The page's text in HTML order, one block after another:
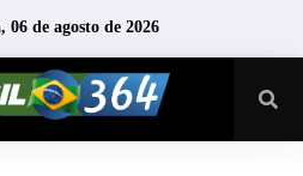
de agosto de 2026